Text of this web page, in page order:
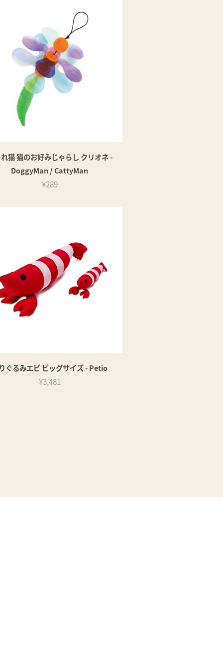
猫 猫のお好みじゃらし クリオネ -
DoggyMan / CattyMan
¥289
ぐるみエビ ビッグサイズ - Petio
¥3,481